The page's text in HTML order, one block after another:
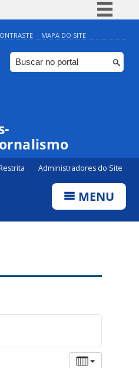
Simplifique!
Comunica BR
Participe
MAPA DO SITE
Administradores do Site
MENU